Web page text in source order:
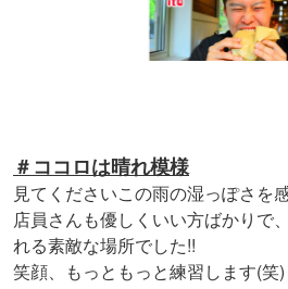
＃ココロは晴れ模様
見てくださいこの雨の湿っぽさを
店員さんも優しくいい方ばかりで
れる素敵な場所でした!!
笑顔、もっともっと練習します(笑)